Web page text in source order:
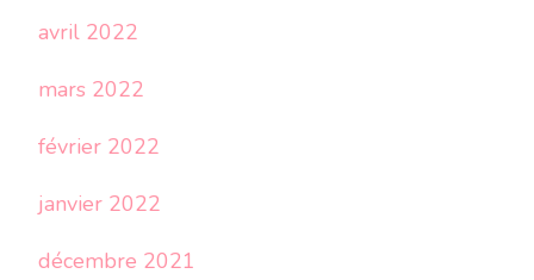
avril 2022
mars 2022
février 2022
janvier 2022
décembre 2021